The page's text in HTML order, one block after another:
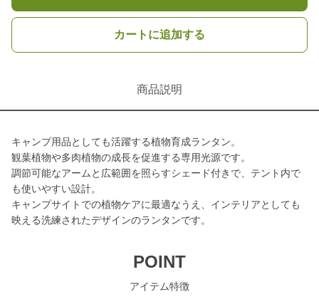
カートに追加する
商品説明
キャンプ用品としても活躍する植物育成ランタン。
観葉植物や多肉植物の成長を促進する専用光源です。
調節可能なアームと広範囲を照らすシェード付きで、テント内で
も使いやすい設計。
キャンプサイトでの植物ケアに最適なうえ、インテリアとしても
映える洗練されたデザインのランタンです。
POINT
アイテム特徴